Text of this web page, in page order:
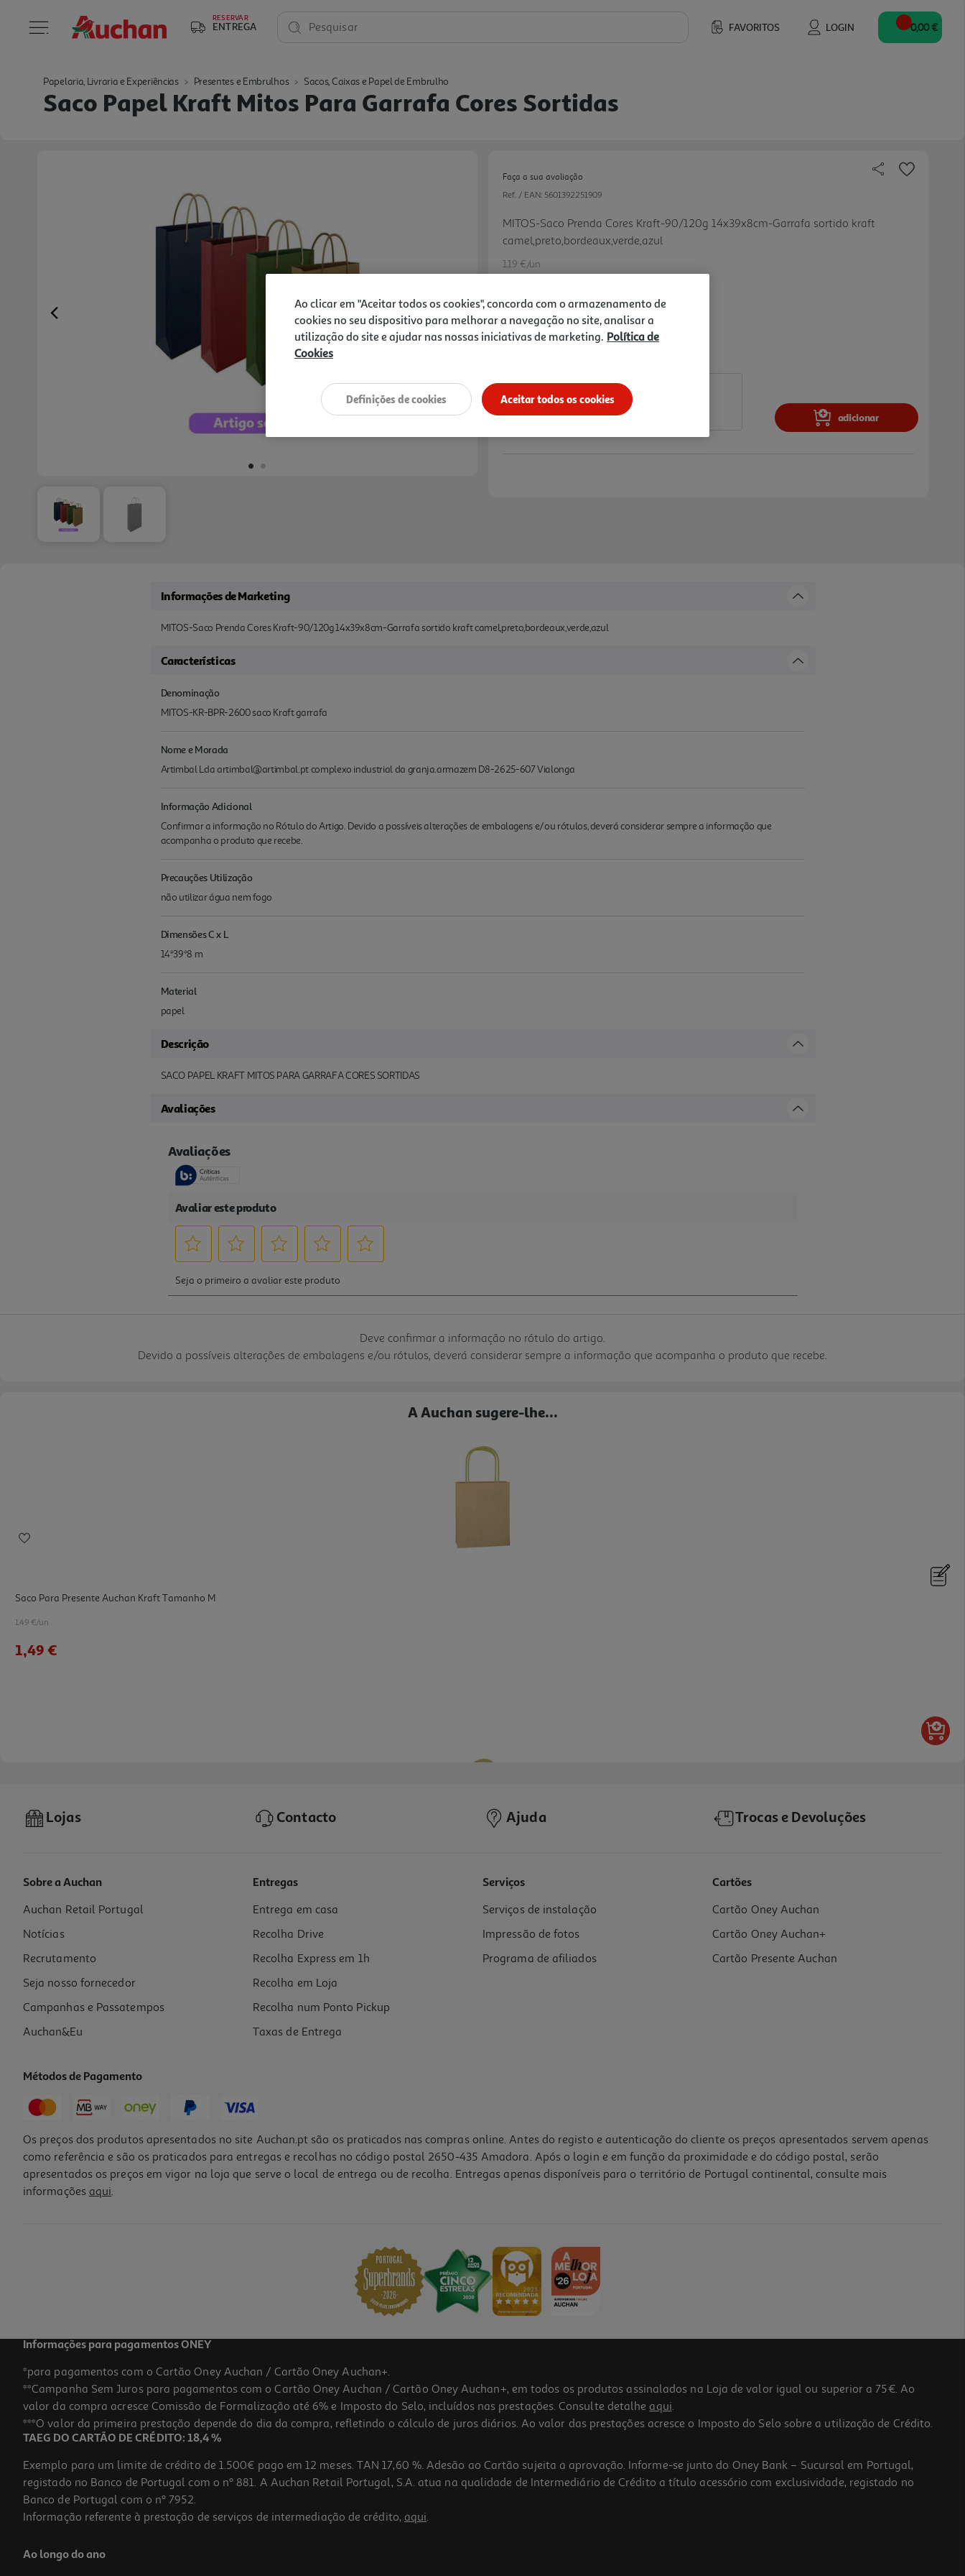
RESERVAR
ENTREGA FAVORITOS LOGIN
Pesquisar 0,00 €
Papelaria, Livraria e Experiências Presentes e Embrulhos Sacos, Caixas e Papel de Embrulho
Saco Papel Kraft Mitos Para Garrafa Cores Sortidas
Previous Next
Faça a sua avaliação
Ref. / EAN: 5601392251909
MITOS-Saco Prenda Cores Kraft-90/120g 14x39x8cm-Garrafa sortido kraft
camel,preto,bordeaux,verde,azul
1.19 €/un
1,19 €
adicionar
Informações de Marketing
MITOS-Saco Prenda Cores Kraft-90/120g 14x39x8cm-Garrafa sortido kraft camel,preto,bordeaux,verde,azul
Características
Denominação
MITOS-KR-BPR-2600 saco Kraft garrafa
Nome e Morada
Artimbal Lda artimbal@artimbal.pt complexo industrial da granja.armazem D8-2625-607 Vialonga
Informação Adicional
Confirmar a informação no Rótulo do Artigo. Devido a possíveis alterações de embalagens e/ou rótulos, deverá considerar sempre a informação que
acompanha o produto que recebe.
Precauções Utilização
não utilizar água nem fogo
Dimensões C x L
14*39*8 m
Material
papel
Descrição
SACO PAPEL KRAFT MITOS PARA GARRAFA CORES SORTIDAS
Avaliações
Deve confirmar a informação no rótulo do artigo.
Devido a possíveis alterações de embalagens e/ou rótulos, deverá considerar sempre a informação que acompanha o produto que recebe.
A Auchan sugere-lhe...
Saco Para Presente Auchan Kraft Tamanho M
1.49 €/un
1,49 €
Saco Para Presente Auchan Kraft Tamanho L
1.99 €/un
1,99 €
1.39 €/un
Lojas Contacto Ajuda Trocas e Devoluções
Sobre a Auchan
Auchan Retail Portugal
Notícias
Recrutamento
Seja nosso fornecedor
Campanhas e Passatempos
Auchan&Eu
Entregas
Entrega em casa
Recolha Drive
Recolha Express em 1h
Recolha em Loja
Recolha num Ponto Pickup
Taxas de Entrega
Serviços
Serviços de instalação
Impressão de fotos
Programa de afiliados
Cartões
Cartão Oney Auchan
Cartão Oney Auchan+
Cartão Presente Auchan
Métodos de Pagamento
Os preços dos produtos apresentados no site Auchan.pt são os praticados nas compras online. Antes do registo e autenticação do cliente os preços apresentados servem apenas
como referência e são os praticados para entregas e recolhas no código postal 2650-435 Amadora. Após o login e em função da proximidade e do código postal, serão
apresentados os preços em vigor na loja que serve o local de entrega ou de recolha. Entregas apenas disponíveis para o território de Portugal continental, consulte mais
informações aqui.
Informações para pagamentos ONEY
*para pagamentos com o Cartão Oney Auchan / Cartão Oney Auchan+.
**Campanha Sem Juros para pagamentos com o Cartão Oney Auchan / Cartão Oney Auchan+, em todos os produtos assinalados na Loja de valor igual ou superior a 75€. Ao
valor da compra acresce Comissão de Formalização até 6% e Imposto do Selo, incluídos nas prestações. Consulte detalhe aqui.
***O valor da primeira prestação depende do dia da compra, refletindo o cálculo de juros diários. Ao valor das prestações acresce o Imposto do Selo sobre a utilização de Crédito.
TAEG DO CARTÃO DE CRÉDITO: 18,4 %
Exemplo para um limite de crédito de 1.500€ pago em 12 meses. TAN 17,60 %. Adesão ao Cartão sujeita a aprovação. Informe-se junto do Oney Bank – Sucursal em Portugal,
registado no Banco de Portugal com o nº 881. A Auchan Retail Portugal, S.A. atua na qualidade de Intermediário de Crédito a título acessório com exclusividade, registado no
Banco de Portugal com o nº 7952.
Informação referente à prestação de serviços de intermediação de crédito, aqui.
Ao longo do ano
Ao clicar em "Aceitar todos os cookies", concorda com o armazenamento de
cookies no seu dispositivo para melhorar a navegação no site, analisar a
utilização do site e ajudar nas nossas iniciativas de marketing. Política de
Cookies
Aceitar todos os cookies
Definições de cookies